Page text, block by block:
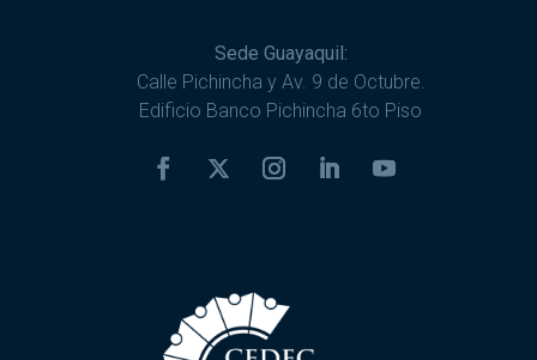
Sede Guayaquil:
Calle Pichincha y Av. 9 de Octubre.
Edificio Banco Pichincha 6to Piso